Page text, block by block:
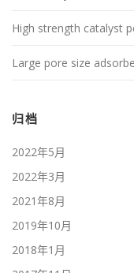
High strength catalyst
Large pore size
归档
2022年5月
2022年3月
2021年8月
2019年10月
2018年1月